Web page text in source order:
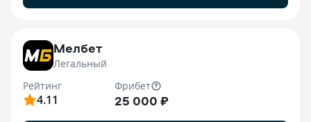
Мелбет
Легальный
Рейтинг
4.11
Фрибет
25 000 ₽